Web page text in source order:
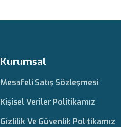
Kurumsal
Mesafeli Satış Sözleşmesi
Kişisel Veriler Politikamız
Gizlilik Ve Güvenlik Politikamız